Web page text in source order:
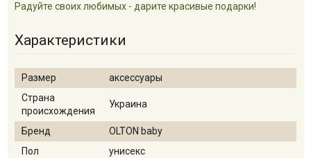
Радуйте своих любимых - дарите красивые подарки!
Характеристики
Размер
аксессуары
Страна
происхождения
Украина
Бренд
OLTON baby
Пол
унисекс